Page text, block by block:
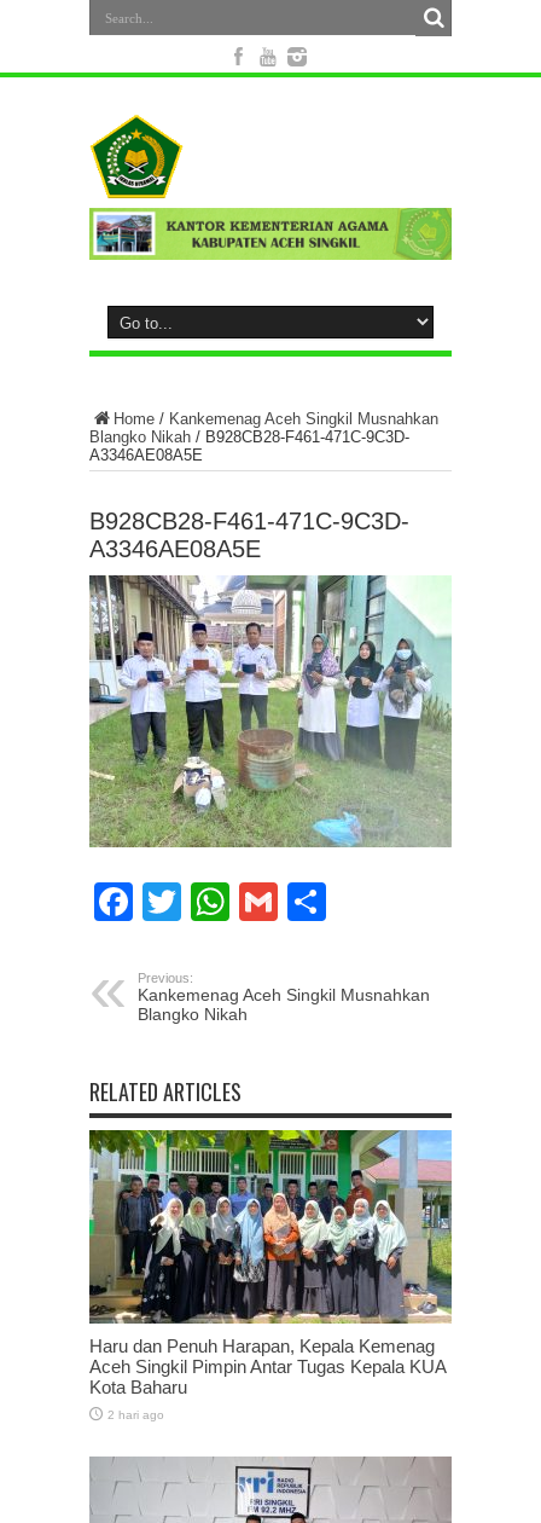
Home / Kankemenag Aceh Singkil Musnahkan
Blangko Nikah / B928CB28-F461-471C-9C3D-
A3346AE08A5E
B928CB28-F461-471C-9C3D-
A3346AE08A5E
Facebook
TwitterWhatsApp
Gmail
Previous:
Kankemenag Aceh Singkil Musnahkan
Blangko Nikah
RELATED ARTICLES
Haru dan Penuh Harapan, Kepala Kemenag
Aceh Singkil Pimpin Antar Tugas Kepala KUA
Kota Baharu
2 hari ago